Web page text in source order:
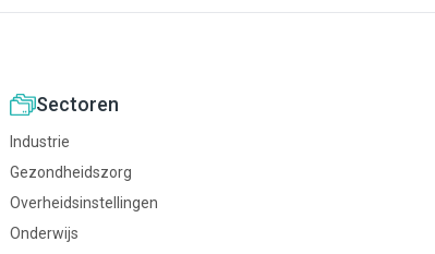
Sectoren
Industrie
Gezondheidszorg
Overheidsinstellingen
Onderwijs